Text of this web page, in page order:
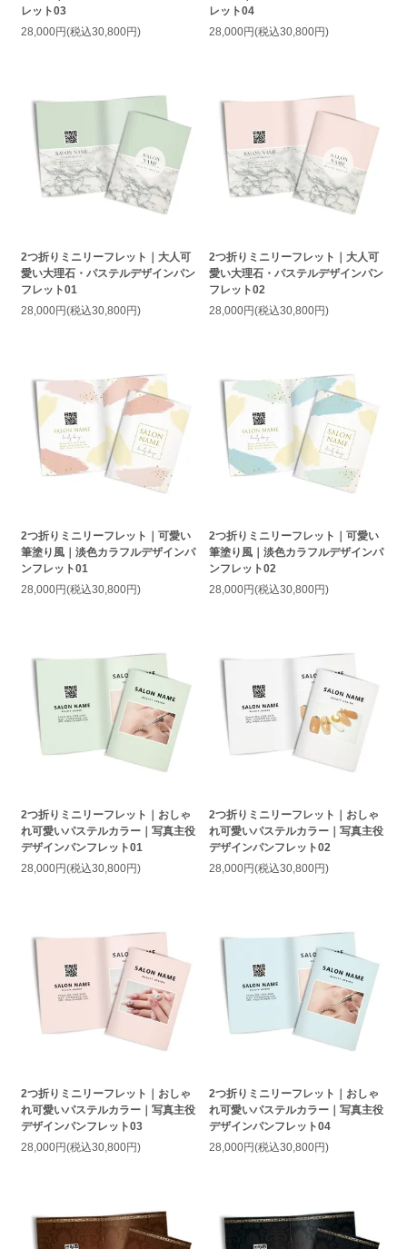
レット03
28,000円(税込30,800円)
レット04
28,000円(税込30,800円)
2つ折りミニリーフレット｜大人可
愛い大理石・パステルデザインパン
フレット01
28,000円(税込30,800円)
2つ折りミニリーフレット｜大人可
愛い大理石・パステルデザインパン
フレット02
28,000円(税込30,800円)
2つ折りミニリーフレット｜可愛い
筆塗り風｜淡色カラフルデザインパ
ンフレット01
28,000円(税込30,800円)
2つ折りミニリーフレット｜可愛い
筆塗り風｜淡色カラフルデザインパ
ンフレット02
28,000円(税込30,800円)
2つ折りミニリーフレット｜おしゃ
れ可愛いパステルカラー｜写真主役
デザインパンフレット01
28,000円(税込30,800円)
2つ折りミニリーフレット｜おしゃ
れ可愛いパステルカラー｜写真主役
デザインパンフレット02
28,000円(税込30,800円)
2つ折りミニリーフレット｜おしゃ
れ可愛いパステルカラー｜写真主役
デザインパンフレット03
28,000円(税込30,800円)
2つ折りミニリーフレット｜おしゃ
れ可愛いパステルカラー｜写真主役
デザインパンフレット04
28,000円(税込30,800円)